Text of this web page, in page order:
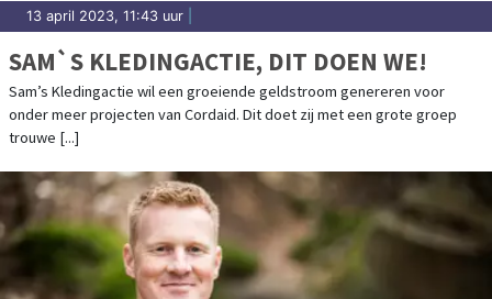
13 april 2023, 11:43 uur
SAM`S KLEDINGACTIE, DIT DOEN WE!
Sam’s Kledingactie wil een groeiende geldstroom genereren voor
onder meer projecten van Cordaid. Dit doet zij met een grote groep
trouwe [...]